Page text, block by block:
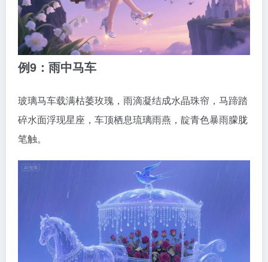
例9：雨中马车
玻璃马车载满枯萎玫瑰，雨滴凝结成水晶珠帘，马蹄踏
碎水面浮现星座，车顶栖息琉璃雨燕，靛青色暴雨朦胧
笔触。